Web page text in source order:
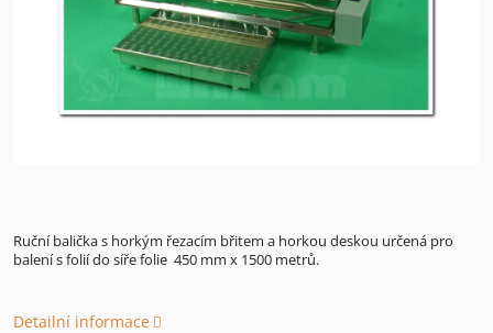
Ruční balička s horkým řezacím břitem a horkou deskou určená pro
balení s folií do síře folie 450 mm x 1500 metrů.
Detailní informace